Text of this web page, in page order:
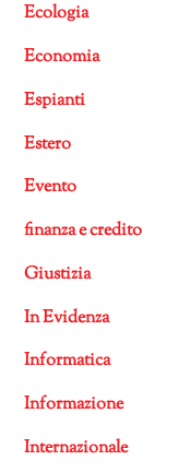
Ecologia
Economia
Espianti
Estero
Evento
finanza e credito
Giustizia
In Evidenza
Informatica
Informazione
Internazionale